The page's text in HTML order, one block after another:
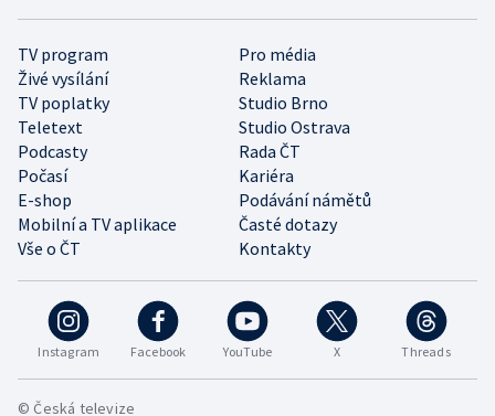
Instagram Facebook YouTube X Threads
TV program
Pro média
Živé vysílání
Reklama
TV poplatky
Studio Brno
Teletext
Studio Ostrava
Podcasty
Rada ČT
Počasí
Kariéra
E-shop
Podávání námětů
Mobilní a TV aplikace
Časté dotazy
Vše o ČT
Kontakty
© Česká televize